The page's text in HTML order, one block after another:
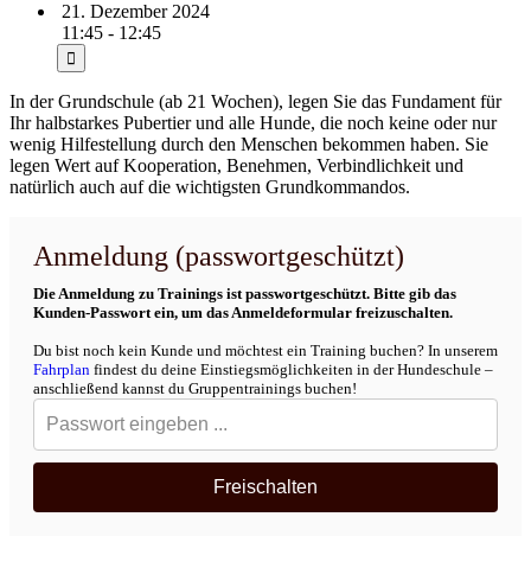
21. Dezember 2024
11:45 - 12:45
In der Grundschule (ab 21 Wochen), legen Sie das Fundament für
Ihr halbstarkes Pubertier und alle Hunde, die noch keine oder nur
wenig Hilfestellung durch den Menschen bekommen haben. Sie
legen Wert auf Kooperation, Benehmen, Verbindlichkeit und
natürlich auch auf die wichtigsten Grundkommandos.
Anmeldung (passwortgeschützt)
Die Anmeldung zu Trainings ist passwortgeschützt. Bitte gib das
Kunden-Passwort ein, um das Anmeldeformular freizuschalten.
Du bist noch kein Kunde und möchtest ein Training buchen? In unserem
Fahrplan findest du deine Einstiegsmöglichkeiten in der Hundeschule –
anschließend kannst du Gruppentrainings buchen!
Freischalten